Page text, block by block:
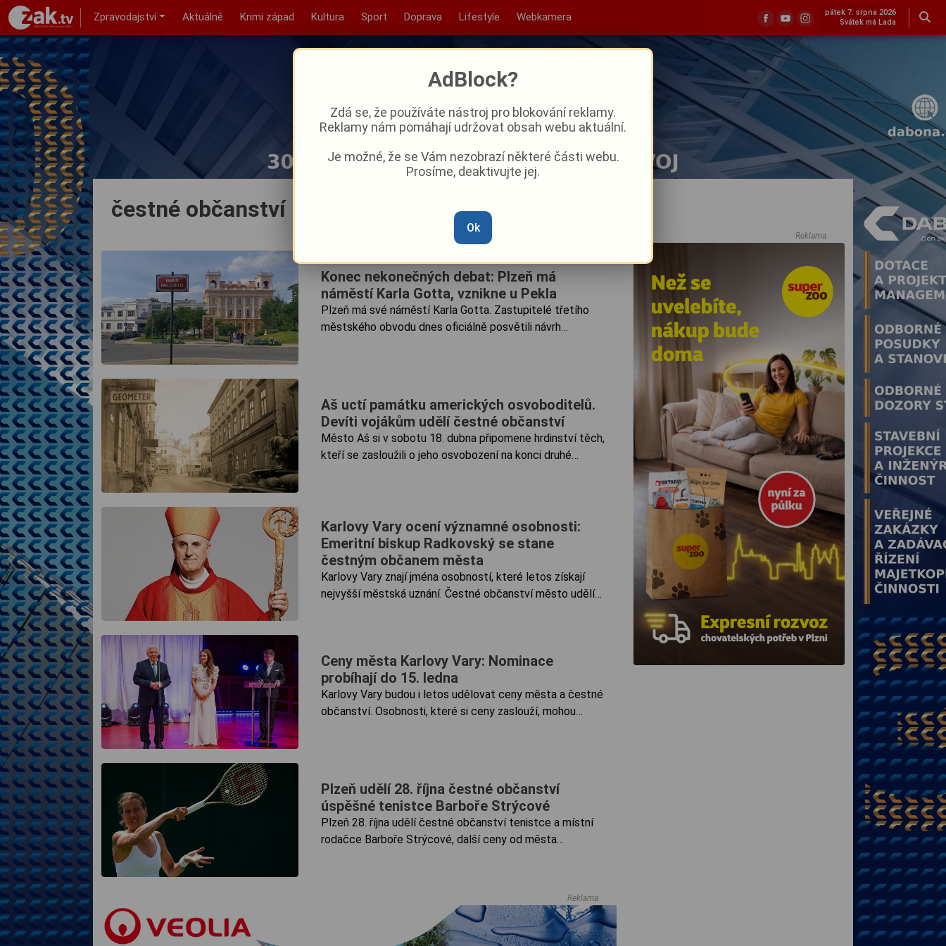
Zpravodajství Aktuálně Krimi západ Kultura Sport Doprava Lifestyle Webkamera
pátek 7. srpna 2026
Svátek má Lada
čestné občanství
Konec nekonečných debat: Plzeň má
náměstí Karla Gotta, vznikne u Pekla
Plzeň má své náměstí Karla Gotta. Zastupitelé třetího
městského obvodu dnes oficiálně posvětili návrh
ponese významné místo v centru Plzně.
Aš uctí památku amerických osvoboditelů.
Devíti vojákům udělí čestné občanství
Město Aš si v sobotu 18. dubna připomene hrdinství těch,
kteří se zasloužili o jeho osvobození na konci druhé
Ašsku položili své životy.
Karlovy Vary ocení významné osobnosti:
Emeritní biskup Radkovský se stane
čestným občanem města
Karlovy Vary znají jména osobností, které letos získají
nejvyšší městská uznání. Čestné občanství město udělí
v předvečer zahájení lázeňské sezony, kdy zastupiteli
schválené osobnosti převezmou svá ocenění.
Ceny města Karlovy Vary: Nominace
probíhají do 15. ledna
Karlovy Vary budou i letos udělovat ceny města a čestné
občanství. Osobnosti, které si ceny zaslouží, mohou
Plzeň udělí 28. října čestné občanství
úspěšné tenistce Barboře Strýcové
Plzeň 28. října udělí čestné občanství tenistce a místní
rodačce Barboře Strýcové, další ceny od města
Reklama
Reklama
AdBlock?
Zdá se, že používáte nástroj pro blokování reklamy.
Reklamy nám pomáhají udržovat obsah webu aktuální.
Je možné, že se Vám nezobrazí některé části webu.
Prosíme, deaktivujte jej.
Ok